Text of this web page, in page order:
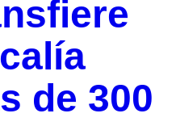
de 300